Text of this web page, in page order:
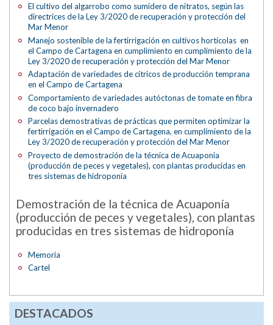
El cultivo del algarrobo como sumidero de nitratos, según las
directrices de la Ley 3/2020 de recuperación y protección del
Mar Menor
Manejo sostenible de la fertirrigación en cultivos hortícolas en
el Campo de Cartagena en cumplimiento en cumplimiento de la
Ley 3/2020 de recuperación y protección del Mar Menor
Adaptación de variedades de cítricos de producción temprana
en el Campo de Cartagena
Comportamiento de variedades autóctonas de tomate en fibra
de coco bajo invernadero
Parcelas demostrativas de prácticas que permiten optimizar la
fertirrigación en el Campo de Cartagena, en cumplimiento de la
Ley 3/2020 de recuperación y protección del Mar Menor
Proyecto de demostración de la técnica de Acuaponia
(producción de peces y vegetales), con plantas producidas en
tres sistemas de hidroponía
Demostración de la técnica de Acuaponía
(producción de peces y vegetales), con plantas
producidas en tres sistemas de hidroponía
Memoria
Cartel
DESTACADOS